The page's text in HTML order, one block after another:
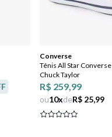
Converse
Tênis All Star Converse
Chuck Taylor
R$ 259,99
ou10xdeR$ 25,99